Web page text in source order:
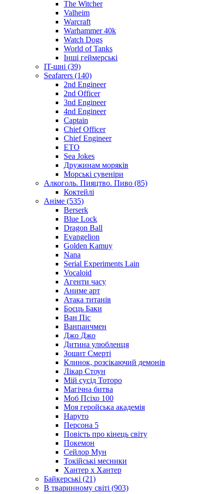
The Witcher
Valheim
Warcraft
Warhammer 40k
Watch Dogs
World of Tanks
Інші геймерські
IT-шні (39)
Seafarers (140)
2nd Engineer
2nd Officer
3nd Engineer
4nd Engineer
Captain
Chief Officer
Chief Еngineer
ETO
Sea Jokes
Дружинам моряків
Морські сувеніри
Алкоголь. Пияцтво. Пиво (85)
Коктейлі
Аніме (535)
Berserk
Blue Lock
Dragon Ball
Evangelion
Golden Kamuy
Nana
Serial Experiments Lain
Vocaloid
Агенти часу
Аниме арт
Атака титанів
Боєць Баки
Ван Піс
Ванпанчмен
Джо Джо
Дитина улюбленця
Зошит Смерті
Клинок, розсікаючий демонів
Лікар Стоун
Мій сусід Тоторо
Магічна битва
Моб Псіхо 100
Моя геройська академія
Наруто
Персона 5
Повість про кінець світу
Покемон
Сейлор Мун
Токійські месники
Хантер х Хантер
Байкерські (21)
В тваринному світі (903)